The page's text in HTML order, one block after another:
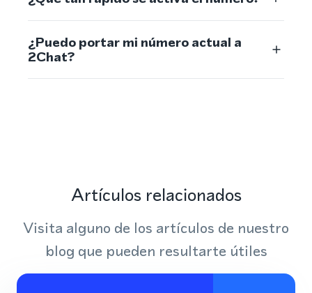
¿Puedo portar mi número actual a
2Chat?
Artículos relacionados
Visita alguno de los artículos de nuestro
blog que pueden resultarte útiles